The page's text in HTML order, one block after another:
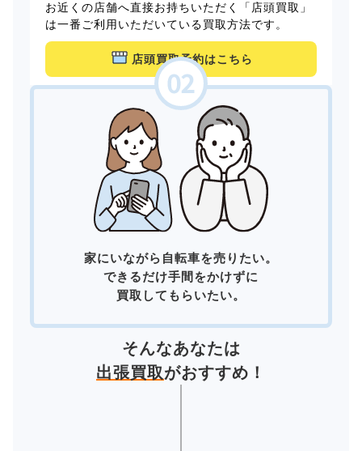
お近くの店舗へ直接お持ちいただく「店頭買取」
は一番ご利用いただいている買取方法です。
店頭買取予約はこちら
家にいながら自転車を売りたい。
できるだけ手間をかけずに
買取してもらいたい。
そんなあなたは
出張買取がおすすめ！